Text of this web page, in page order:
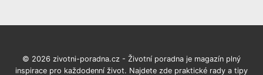
© 2026 zivotni-poradna.cz - Životní poradna je magazín plný
inspirace pro každodenní život. Najdete zde praktické rady a tipy